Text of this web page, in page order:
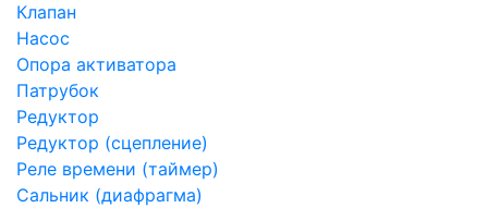
Клапан
Насос
Опора активатора
Патрубок
Редуктор
Редуктор (сцепление)
Реле времени (таймер)
Сальник (диафрагма)